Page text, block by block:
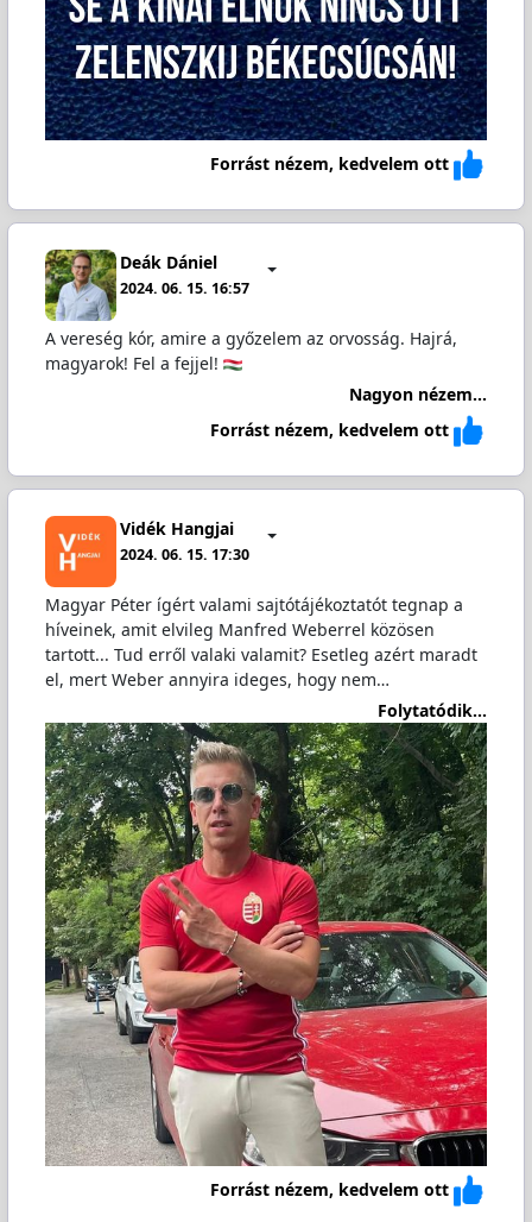
Forrást nézem, kedvelem ott
Deák Dániel
2024. 06. 15. 16:57
A vereség kór, amire a győzelem az orvosság. Hajrá,
magyarok! Fel a fejjel!
Nagyon nézem...
Forrást nézem, kedvelem ott
Vidék Hangjai
2024. 06. 15. 17:30
Magyar Péter ígért valami sajtótájékoztatót tegnap a
híveinek, amit elvileg Manfred Weberrel közösen
tartott... Tud erről valaki valamit? Esetleg azért maradt
el, mert Weber annyira ideges, hogy nem…
Folytatódik...
Forrást nézem, kedvelem ott